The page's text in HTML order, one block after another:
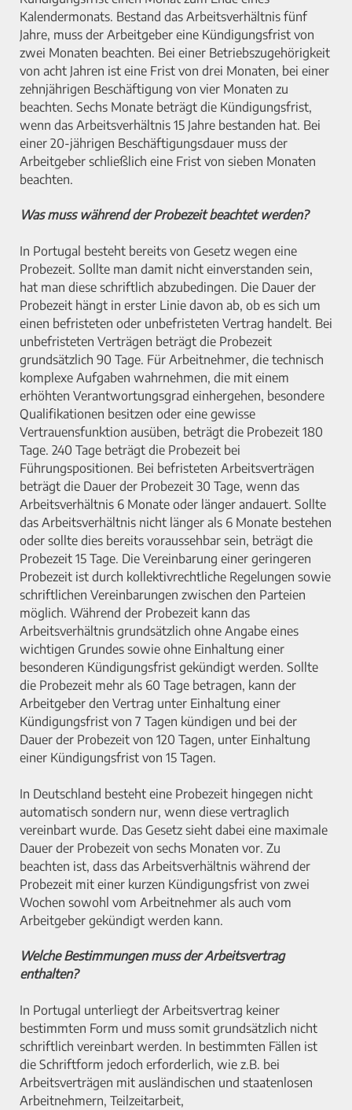
Kalendermonats. Bestand das Arbeitsverhältnis fünf
Jahre, muss der Arbeitgeber eine Kündigungsfrist von
zwei Monaten beachten. Bei einer Betriebszugehörigkeit
von acht Jahren ist eine Frist von drei Monaten, bei einer
zehnjährigen Beschäftigung von vier Monaten zu
beachten. Sechs Monate beträgt die Kündigungsfrist,
wenn das Arbeitsverhältnis 15 Jahre bestanden hat. Bei
einer 20-jährigen Beschäftigungsdauer muss der
Arbeitgeber schließlich eine Frist von sieben Monaten
beachten.
Was muss während der Probezeit beachtet werden?
In Portugal besteht bereits von Gesetz wegen eine
Probezeit. Sollte man damit nicht einverstanden sein,
hat man diese schriftlich abzubedingen. Die Dauer der
Probezeit hängt in erster Linie davon ab, ob es sich um
einen befristeten oder unbefristeten Vertrag handelt. Bei
unbefristeten Verträgen beträgt die Probezeit
grundsätzlich 90 Tage. Für Arbeitnehmer, die technisch
komplexe Aufgaben wahrnehmen, die mit einem
erhöhten Verantwortungsgrad einhergehen, besondere
Qualifikationen besitzen oder eine gewisse
Vertrauensfunktion ausüben, beträgt die Probezeit 180
Tage. 240 Tage beträgt die Probezeit bei
Führungspositionen. Bei befristeten Arbeitsverträgen
beträgt die Dauer der Probezeit 30 Tage, wenn das
Arbeitsverhältnis 6 Monate oder länger andauert. Sollte
das Arbeitsverhältnis nicht länger als 6 Monate bestehen
oder sollte dies bereits voraussehbar sein, beträgt die
Probezeit 15 Tage. Die Vereinbarung einer geringeren
Probezeit ist durch kollektivrechtliche Regelungen sowie
schriftlichen Vereinbarungen zwischen den Parteien
möglich. Während der Probezeit kann das
Arbeitsverhältnis grundsätzlich ohne Angabe eines
wichtigen Grundes sowie ohne Einhaltung einer
besonderen Kündigungsfrist gekündigt werden. Sollte
die Probezeit mehr als 60 Tage betragen, kann der
Arbeitgeber den Vertrag unter Einhaltung einer
Kündigungsfrist von 7 Tagen kündigen und bei der
Dauer der Probezeit von 120 Tagen, unter Einhaltung
einer Kündigungsfrist von 15 Tagen.
In Deutschland besteht eine Probezeit hingegen nicht
automatisch sondern nur, wenn diese vertraglich
vereinbart wurde. Das Gesetz sieht dabei eine maximale
Dauer der Probezeit von sechs Monaten vor. Zu
beachten ist, dass das Arbeitsverhältnis während der
Probezeit mit einer kurzen Kündigungsfrist von zwei
Wochen sowohl vom Arbeitnehmer als auch vom
Arbeitgeber gekündigt werden kann.
Welche Bestimmungen muss der Arbeitsvertrag
enthalten?
In Portugal unterliegt der Arbeitsvertrag keiner
bestimmten Form und muss somit grundsätzlich nicht
schriftlich vereinbart werden. In bestimmten Fällen ist
die Schriftform jedoch erforderlich, wie z.B. bei
Arbeitsverträgen mit ausländischen und staatenlosen
Arbeitnehmern, Teilzeitarbeit,